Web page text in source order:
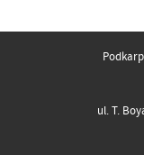
ul. T.